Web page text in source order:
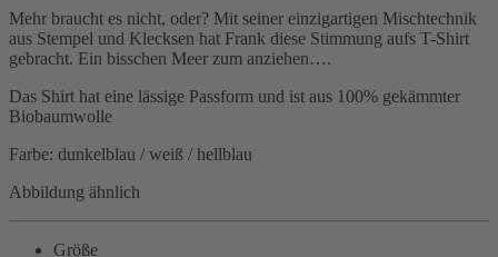
Mehr braucht es nicht, oder? Mit seiner einzigartigen Mischtechnik
aus Stempel und Klecksen hat Frank diese Stimmung aufs T-Shirt
gebracht. Ein bisschen Meer zum anziehen….
Das Shirt hat eine lässige Passform und ist aus 100% gekämmter
Biobaumwolle
Farbe: dunkelblau / weiß / hellblau
Abbildung ähnlich
Größe